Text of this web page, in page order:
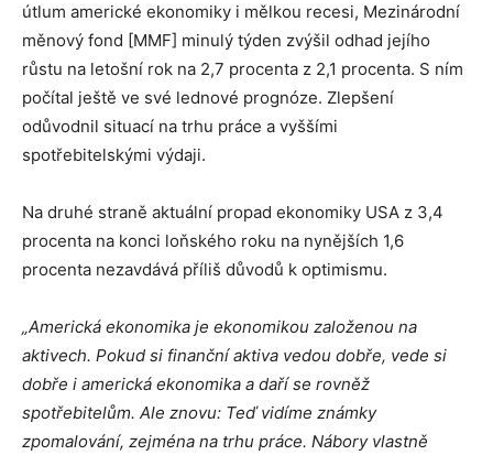
útlum americké ekonomiky i mělkou recesi, Mezinárodní
měnový fond [MMF] minulý týden zvýšil odhad jejího
růstu na letošní rok na 2,7 procenta z 2,1 procenta. S ním
počítal ještě ve své lednové prognóze. Zlepšení
odůvodnil situací na trhu práce a vyššími
spotřebitelskými výdaji.
Na druhé straně aktuální propad ekonomiky USA z 3,4
procenta na konci loňského roku na nynějších 1,6
procenta nezavdává příliš důvodů k optimismu.
„Americká ekonomika je ekonomikou založenou na
aktivech. Pokud si finanční aktiva vedou dobře, vede si
dobře i americká ekonomika a daří se rovněž
spotřebitelům. Ale znovu: Teď vidíme známky
zpomalování, zejména na trhu práce. Nábory vlastně